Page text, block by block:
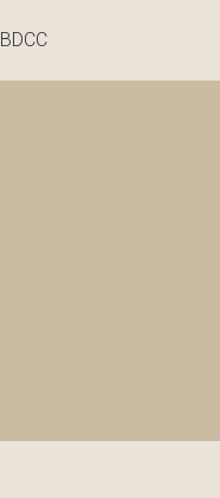
BDCC